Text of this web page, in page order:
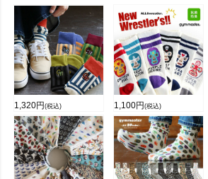
1,320円 (税込) 1,100円 (税込)